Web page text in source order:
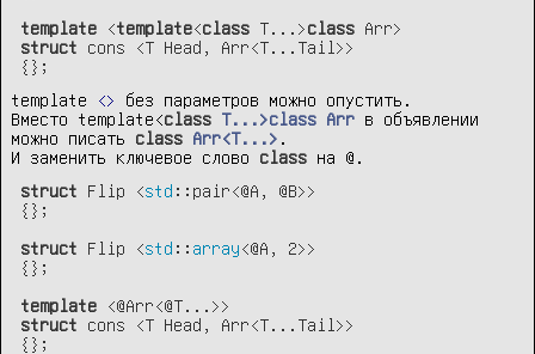
template <template<class T...>class
struct cons <T Head, Arr<T...Tail>>
{};
template
<>
без параметров можно опустить.
Вместо template<class T...>class Arr в объявлении
можно писать class Arr<T...>
И заменить ключевое слово class на @
struct Flip <std ::pair<@A, @B>>
{};
struct Flip <std :: array<@A, 2>>
{};
template
struct cons <T Head, Arr<T...Tail>>
{};